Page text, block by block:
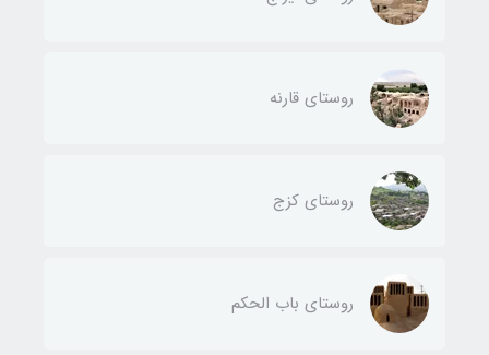
روستای قارنه
روستای کزج
روستای باب الحکم